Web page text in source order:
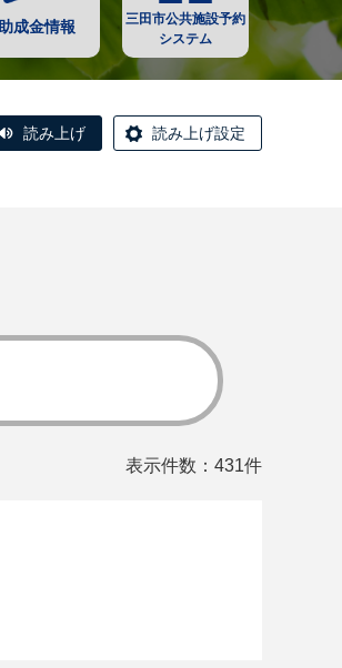
助成金情報
三田市公共施設予約
システム
読み上げ 読み上げ設定
表示件数：431件